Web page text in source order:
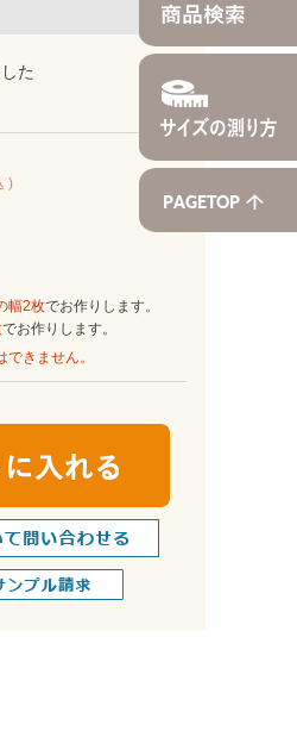
た
幅2枚でお作りします。
でお作りします。
きません。